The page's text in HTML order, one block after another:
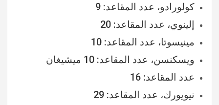
كولورادو، عدد المقاعد: 9
إلينوي، عدد المقاعد: 20
مينيسوتا، عدد المقاعد: 10
ويسكنسن، عدد المقاعد: 10 ميشيغان
عدد المقاعد: 16
نيويورك، عدد المقاعد: 29